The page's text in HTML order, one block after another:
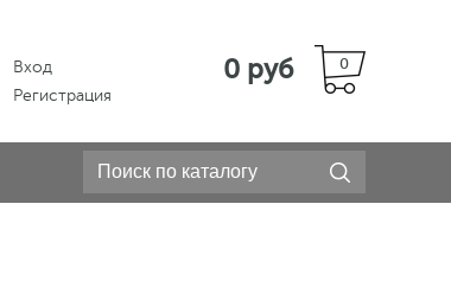
Вход
Регистрация
0
0 руб